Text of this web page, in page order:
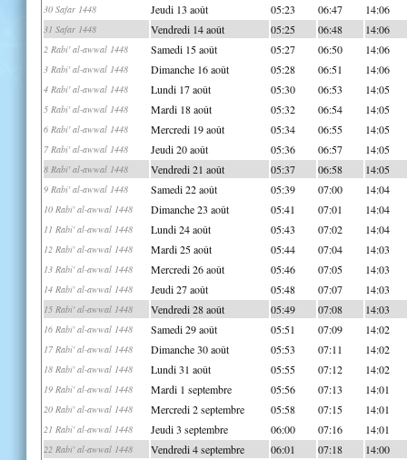
30 Safar 1448 Jeudi 13 août 05:23 06:47 14:06
31 Safar 1448 Vendredi 14 août 05:25 06:48 14:06
2 Rabi' al-awwal 1448 Samedi 15 août 05:27 06:50 14:06
3 Rabi' al-awwal 1448 Dimanche 16 août 05:28 06:51 14:06
4 Rabi' al-awwal 1448 Lundi 17 août 05:30 06:53 14:05
5 Rabi' al-awwal 1448 Mardi 18 août 05:32 06:54 14:05
6 Rabi' al-awwal 1448 Mercredi 19 août 05:34 06:55 14:05
7 Rabi' al-awwal 1448 Jeudi 20 août 05:36 06:57 14:05
8 Rabi' al-awwal 1448 Vendredi 21 août 05:37 06:58 14:05
9 Rabi' al-awwal 1448 Samedi 22 août 05:39 07:00 14:04
10 Rabi' al-awwal 1448 Dimanche 23 août 05:41 07:01 14:04
11 Rabi' al-awwal 1448 Lundi 24 août 05:43 07:02 14:04
12 Rabi' al-awwal 1448 Mardi 25 août 05:44 07:04 14:03
13 Rabi' al-awwal 1448 Mercredi 26 août 05:46 07:05 14:03
14 Rabi' al-awwal 1448 Jeudi 27 août 05:48 07:07 14:03
15 Rabi' al-awwal 1448 Vendredi 28 août 05:49 07:08 14:03
16 Rabi' al-awwal 1448 Samedi 29 août 05:51 07:09 14:02
17 Rabi' al-awwal 1448 Dimanche 30 août 05:53 07:11 14:02
18 Rabi' al-awwal 1448 Lundi 31 août 05:55 07:12 14:02
19 Rabi' al-awwal 1448 Mardi 1 septembre 05:56 07:13 14:01
20 Rabi' al-awwal 1448 Mercredi 2 septembre 05:58 07:15 14:01
21 Rabi' al-awwal 1448 Jeudi 3 septembre 06:00 07:16 14:01
22 Rabi' al-awwal 1448 Vendredi 4 septembre 06:01 07:18 14:00